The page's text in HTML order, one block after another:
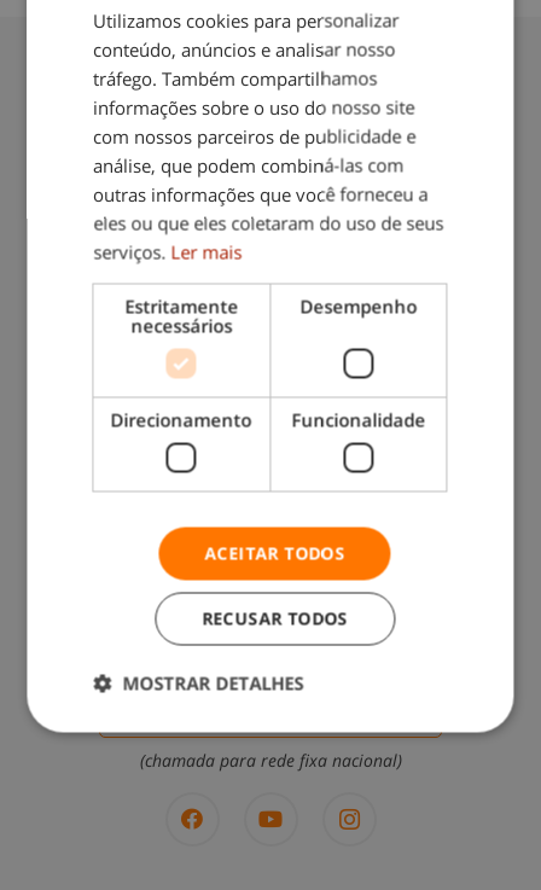
Também lhe pode interessar:
Dicas para evitar que as suas unhas se
(chamada para rede fixa nacional)
Utilizamos cookies para personalizar
conteúdo, anúncios e analisar nosso
tráfego. Também compartilhamos
informações sobre o uso do nosso site
com nossos parceiros de publicidade e
análise, que podem combiná-las com
outras informações que você forneceu a
eles ou que eles coletaram do uso de seus
serviços. Ler mais
Estritamente
necessários
Desempenho
Direcionamento Funcionalidade
ACEITAR TODOS
RECUSAR TODOS
MOSTRAR DETALHES